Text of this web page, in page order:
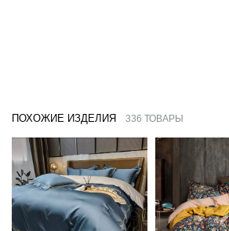
ПОХОЖИЕ ИЗДЕЛИЯ 336 ТОВАРЫ